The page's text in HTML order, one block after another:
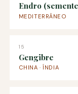
Endro
MEDITERRÂNEO
15
Gengibre
CHINA · ÍNDIA